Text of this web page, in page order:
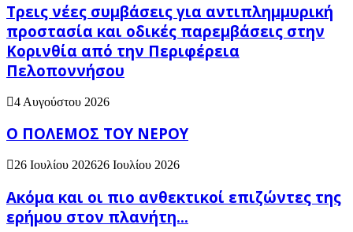
Τρεις νέες συμβάσεις για αντιπλημμυρική
προστασία και οδικές παρεμβάσεις στην
Κορινθία από την Περιφέρεια
Πελοποννήσου
4 Αυγούστου 2026
Ο ΠΟΛΕΜΟΣ ΤΟΥ ΝΕΡΟΥ
26 Ιουλίου 202626 Ιουλίου 2026
Ακόμα και οι πιο ανθεκτικοί επιζώντες της
ερήμου στον πλανήτη...